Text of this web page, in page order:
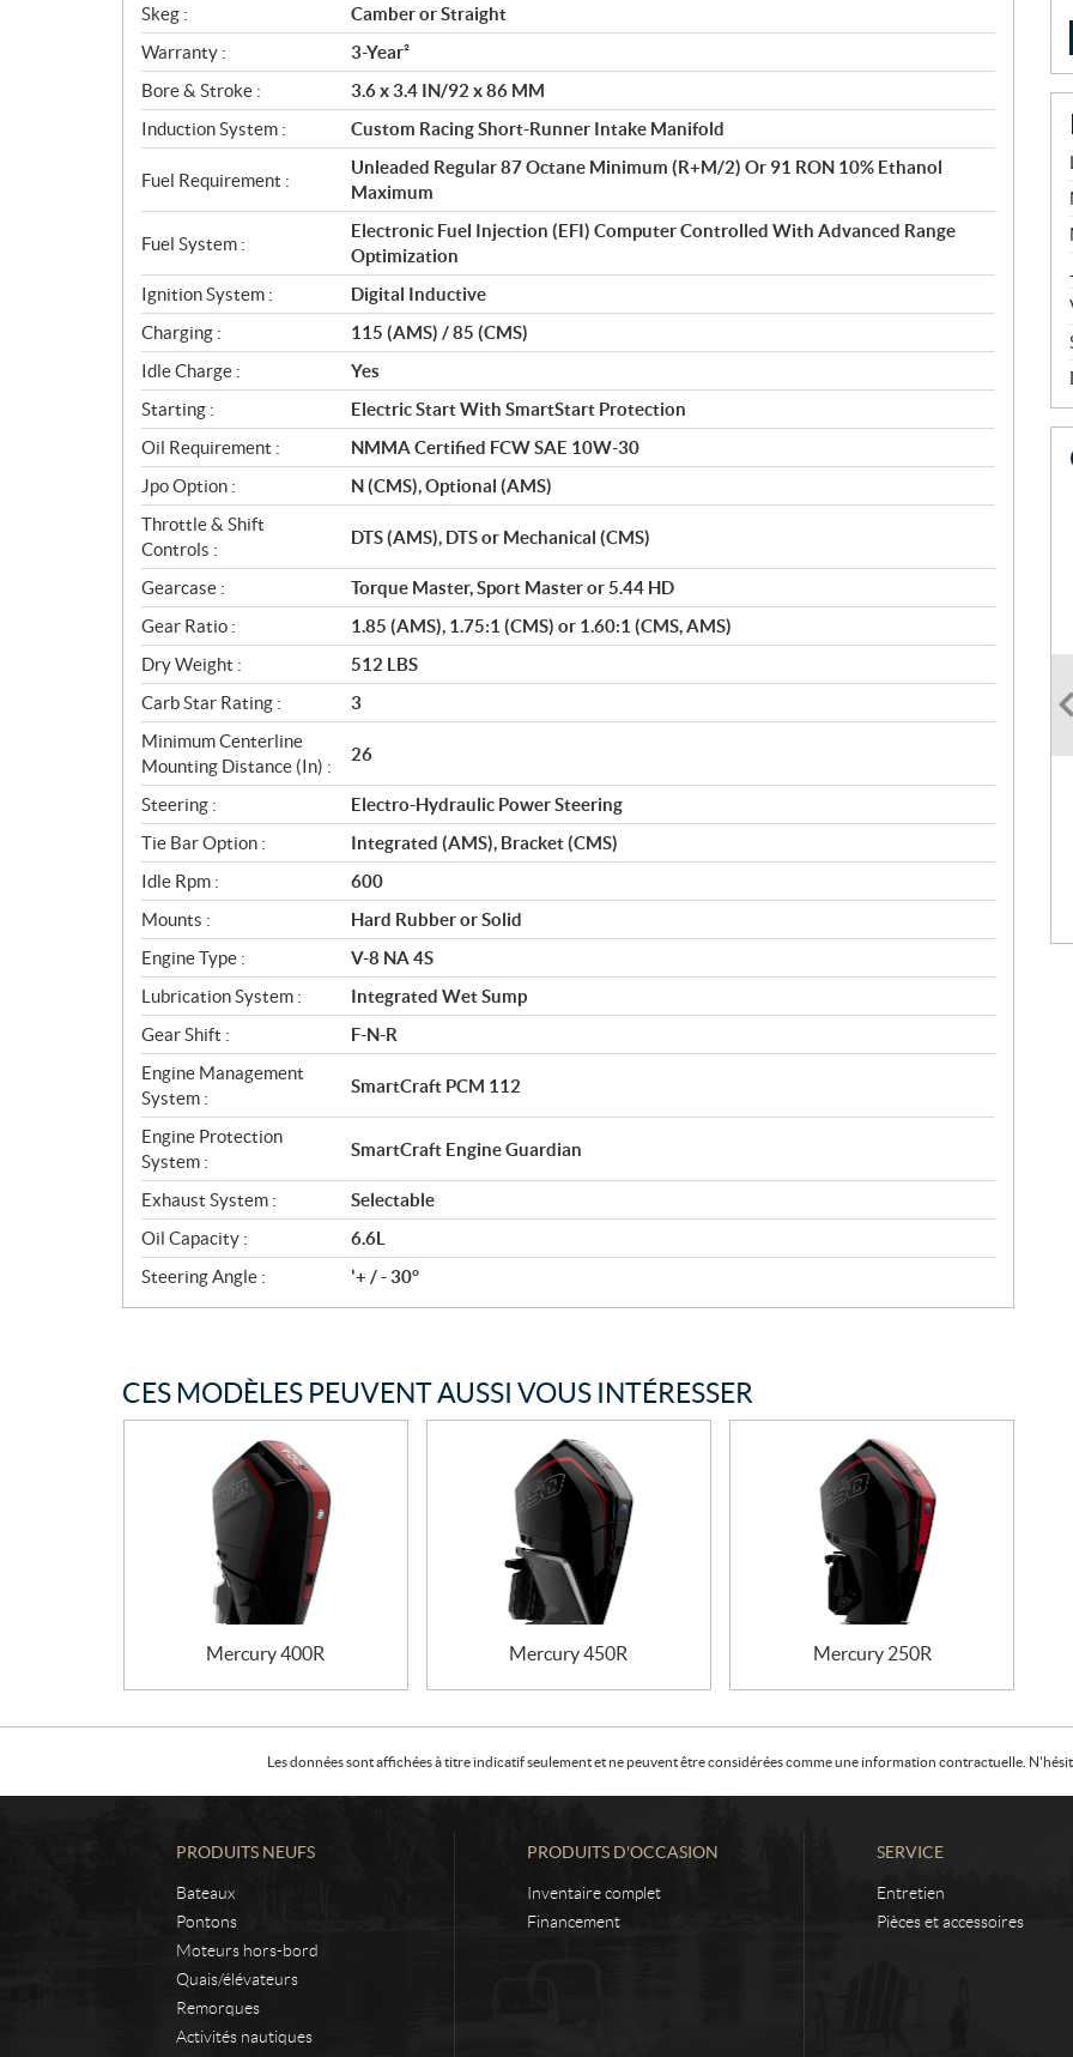
Skeg :
Camber or Straight
Warranty :
3-Year²
Bore & Stroke :
3.6 x 3.4 IN/92 x 86 MM
Induction System :
Custom Racing Short-Runner Intake Manifold
Fuel Requirement :
Unleaded Regular 87 Octane Minimum (R+M/2) Or 91 RON 10% Ethanol
Maximum
Fuel System :
Electronic Fuel Injection (EFI) Computer Controlled With Advanced Range
Optimization
Ignition System :
Digital Inductive
Charging :
115 (AMS) / 85 (CMS)
Idle Charge :
Yes
Starting :
Electric Start With SmartStart Protection
Oil Requirement :
NMMA Certified FCW SAE 10W-30
Jpo Option :
N (CMS), Optional (AMS)
Throttle & Shift
Controls :
DTS (AMS), DTS or Mechanical (CMS)
Gearcase :
Torque Master, Sport Master or 5.44 HD
Gear Ratio :
1.85 (AMS), 1.75:1 (CMS) or 1.60:1 (CMS, AMS)
Dry Weight :
512 LBS
Carb Star Rating :
3
Minimum Centerline
Mounting Distance (In) :
26
Steering :
Electro-Hydraulic Power Steering
Tie Bar Option :
Integrated (AMS), Bracket (CMS)
Idle Rpm :
600
Mounts :
Hard Rubber or Solid
Engine Type :
V-8 NA 4S
Lubrication System :
Integrated Wet Sump
Gear Shift :
F-N-R
Engine Management
System :
SmartCraft PCM 112
Engine Protection
System :
SmartCraft Engine Guardian
Exhaust System :
Selectable
Oil Capacity :
6.6L
Steering Angle :
'+ / - 30°
CES MODÈLES PEUVENT AUSSI VOUS INTÉRESSER
Mercury 400R Mercury 450R Mercury 250R
I
Les données sont affichées à titre indicatif seulement et ne peuvent être considérées comme une information contractuelle.
PRODUITS NEUFS
Bateaux
Pontons
Moteurs hors-bord
Quais/élévateurs
Remorques
Activités nautiques
PRODUITS D'OCCASION
Inventaire complet
Financement
SERVICE
Entretien
Pièces et accessoires